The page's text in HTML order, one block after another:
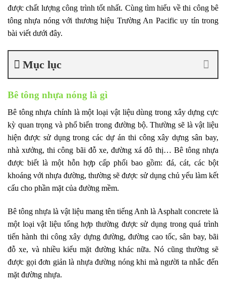
được chất lượng công trình tốt nhất. Cùng tìm hiểu về thi công bê
tông nhựa nóng với thương hiệu Trường An Pacific uy tín trong
bài viết dưới đây.
Mục lục
Bê tông nhựa nóng là gì
Bê tông nhựa chính là một loại vật liệu dùng trong xây dựng cực
kỳ quan trọng và phổ biến trong đường bộ. Thường sẽ là vật liệu
hiện được sử dụng trong các dự án thi công xây dựng sân bay,
nhà xưởng, thi công bãi đỗ xe, đường xá đô thị… Bê tông nhựa
được biết là một hỗn hợp cấp phối bao gồm: đá, cát, các bột
khoáng với nhựa đường, thường sẽ được sử dụng chủ yếu làm kết
cấu cho phần mặt của đường mềm.
Bê tông nhựa là vật liệu mang tên tiếng Anh là Asphalt concrete là
một loại vật liệu tổng hợp thường được sử dụng trong quá trình
tiến hành thi công xây dựng đường, đường cao tốc, sân bay, bãi
đỗ xe, và nhiều kiểu mặt đường khác nữa. Nó cũng thường sẽ
được gọi đơn giản là nhựa đường nóng khi mà người ta nhắc đến
mặt đường nhựa.